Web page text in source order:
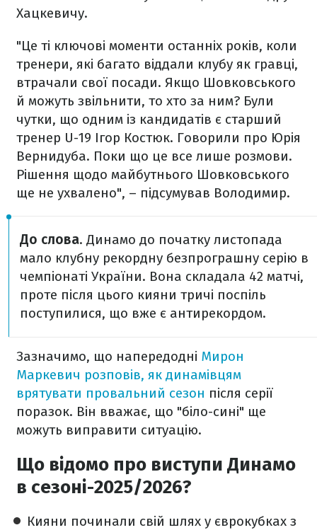
Хацкевичу.
"Це ті ключові моменти останніх років, коли
тренери, які багато віддали клубу як гравці,
втрачали свої посади. Якщо Шовковського
й можуть звільнити, то хто за ним? Були
чутки, що одним із кандидатів є старший
тренер U-19 Ігор Костюк. Говорили про Юрія
Вернидуба. Поки що це все лише розмови.
Рішення щодо майбутнього Шовковського
ще не ухвалено", – підсумував Володимир.
До слова. Динамо до початку листопада
мало клубну рекордну безпрограшну серію в
чемпіонаті України. Вона складала 42 матчі,
проте після цього кияни тричі поспіль
поступилися, що вже є антирекордом.
Зазначимо, що напередодні Мирон
Маркевич розповів, як динамівцям
врятувати провальний сезон після серії
поразок. Він вважає, що "біло-сині" ще
можуть виправити ситуацію.
Що відомо про виступи Динамо
в сезоні-2025/2026?
Кияни починали свій шлях у єврокубках з